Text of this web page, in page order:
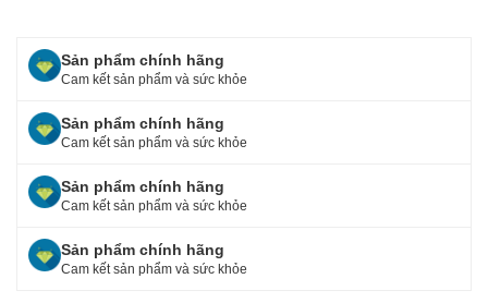
c
e
b
o
o
k
tt
er
ar
e
Sản phẩm chính hãng
Cam kết sản phẩm và sức khỏe
Sản phẩm chính hãng
Cam kết sản phẩm và sức khỏe
Sản phẩm chính hãng
Cam kết sản phẩm và sức khỏe
Sản phẩm chính hãng
Cam kết sản phẩm và sức khỏe